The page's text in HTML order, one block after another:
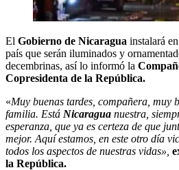
El Gobierno de Nicaragua instalará
país que serán iluminados y
decembrinas, así lo informó la
Copresidenta de la República.
«Muy buenas tardes, compañera, muy
familia. Está Nicaragua nuestra,
esperanza, que ya es certeza de que
mejor. Aquí estamos, en este otro día
todos los aspectos de nuestras vidas»,
la República.